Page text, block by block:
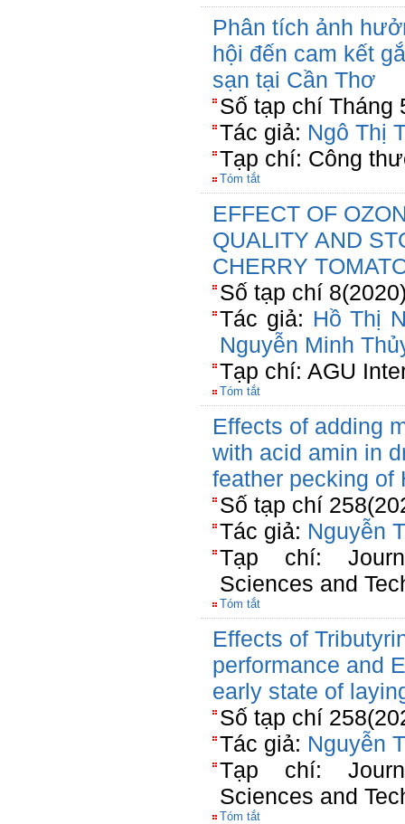
Phân tích ảnh
hội đến cam kết
sạn tại Cần Thơ
Số tạp chí Tháng
Tác giả: Ngô Thị
Tạp chí: Công
Tóm tắt
EFFECT OF
QUALITY AND
CHERRY
Số tạp chí
Tác giả: Hồ Thị
Nguyễn Minh
Tạp chí: AGU
Tóm tắt
Effects of adding
with acid amin in
feather pecking of
Số tạp chí
Tác giả: Nguyễn
Tạp chí:
Sciences and
Tóm tắt
Effects of
performance and
early state of
Số tạp chí
Tác giả: Nguyễn
Tạp chí:
Sciences and
Tóm tắt